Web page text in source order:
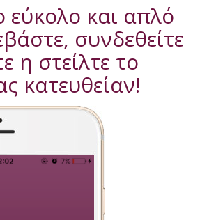
εύκολο και απλό
συνδεθείτε
η στείλτε το
κατευθείαν!